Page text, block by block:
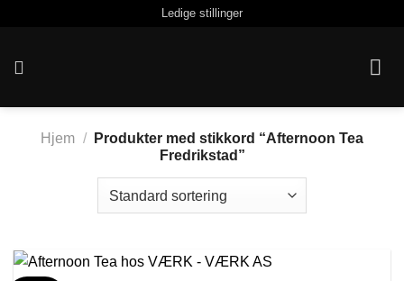
Ledige stillinger
Hjem /
Produkter med stikkord “Afternoon Tea
Fredrikstad”